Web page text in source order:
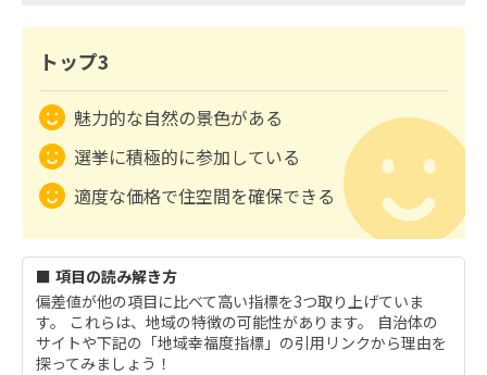
トップ3
魅力的な自然の景色がある
選挙に積極的に参加している
適度な価格で住空間を確保できる
■ 項目の読み解き方
偏差値が他の項目に比べて高い指標を3つ取り上げていま
す。 これらは、地域の特徴の可能性があります。 自治体の
サイトや下記の「地域幸福度指標」の引用リンクから理由を
探ってみましょう！